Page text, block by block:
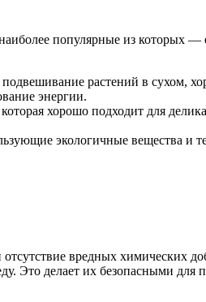
популярные из которых —
растений в сухом,
энергии.
хорошо подходит для
экологичные вещества и
вредных химических
Это делает их безопасными